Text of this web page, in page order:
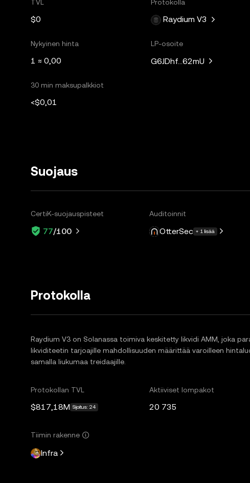
TVL
$0
Protokolla
Raydium V3
Nykyinen hinta
1 ≈ 0,00
LP-osoite
G6JDhf...62mU
30 min maksupalkkiot
<$0,01
Suojaus
CertiK-suojauspisteet
77/100
Auditoinnit
OtterSec + 1 lisää
Protokolla
Raydium V3 on Solanassa toimiva keskitetty likvidi AMM, joka
likviditeetin tarjoajille mahdollisuuden määrittää varoilleen
samalla liukumaa treidaajille.
Protokollan TVL
$817,18M Sijoitus: 24
Aktiiviset lompakot
20 735
Tiimin rakenne
Infra